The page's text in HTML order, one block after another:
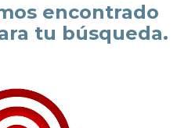
Aire Libre
3 plazos sin intereses
encontrado
tu búsqueda.